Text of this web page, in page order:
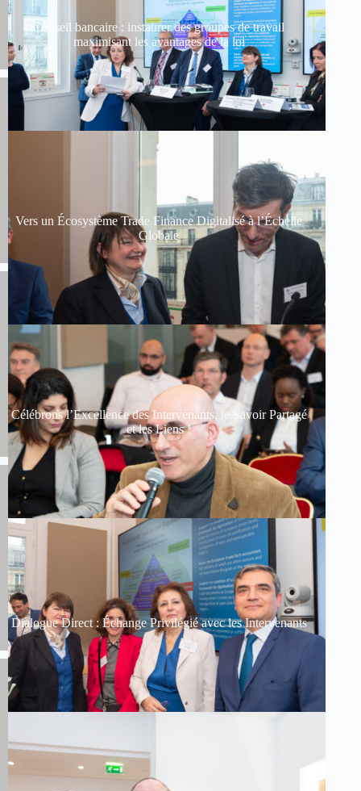
Conseil bancaire : instaurer des groupes de travail
maximisant les avantages de la loi
Vers un Écosystème Trade Finance Digitalisé à l’Échelle
Globale
Célébrons l’Excellence des Intervenants, le Savoir Partagé
et les Liens !
Dialogue Direct : Échange Privilégié avec les Intervenants